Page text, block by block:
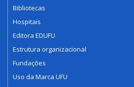
Bibliotecas
Hospitais
Editora EDUFU
Estrutura organizacional
Fundações
Uso da Marca UFU